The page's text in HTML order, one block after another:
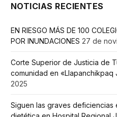
NOTICIAS RECIENTES
EN RIESGO MÁS DE 100
POR INUNDACIONES 27 de
Corte Superior de Justicia de
comunidad en «Llapanchikpaq
2025
Siguen las graves